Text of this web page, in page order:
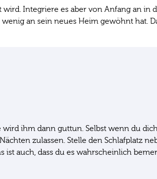
Integriere es aber von Anfang an in
an sein neues Heim gewöhnt hat.
ihm dann guttun. Selbst wenn du
zulassen. Stelle den Schlafplatz
auch, dass du es wahrscheinlich